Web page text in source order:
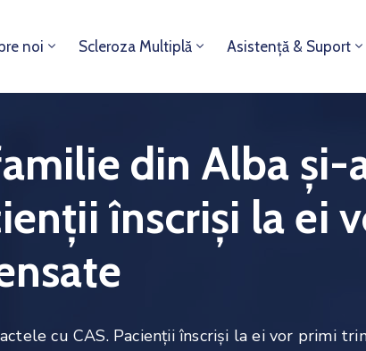
noi Scleroza Multiplă Asistență & Suport
din Alba
înscriși la ei
cu CAS. Pacienții înscriși la ei vor primi